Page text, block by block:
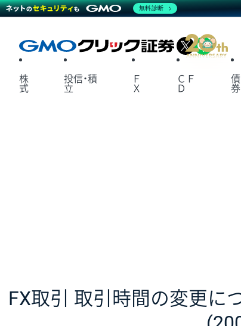
X
株
式
投信・積
立
Ｆ
Ｘ
ＣＦ
Ｄ
債
券
FX取引 取引時間の変更に
無料診断